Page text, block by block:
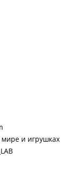
и игрушках